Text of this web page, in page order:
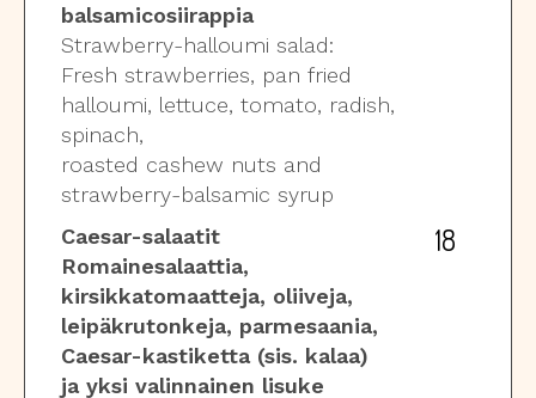
balsamicosiirappia
Strawberry-halloumi salad:
Fresh strawberries, pan fried
halloumi, lettuce, tomato, radish,
spinach,
roasted cashew nuts and
strawberry-balsamic syrup
Caesar-salaatit
Romainesalaattia,
kirsikkatomaatteja, oliiveja,
leipäkrutonkeja, parmesaania,
Caesar-kastiketta (sis. kalaa)
ja yksi valinnainen lisuke
18